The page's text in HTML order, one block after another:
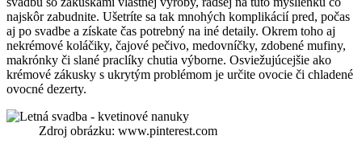
najskôr zabudnite. Ušetríte sa tak mnohých komplikácií pred, počas
aj po svadbe a získate čas potrebný na iné detaily. Okrem toho aj
nekrémové koláčiky, čajové pečivo, medovníčky, zdobené mufiny,
makrónky či slané praclíky chutia výborne. Osviežujúcejšie ako
krémové zákusky s ukrytým problémom je určite ovocie či chladené
ovocné dezerty.
Zdroj obrázku: www.pinterest.com